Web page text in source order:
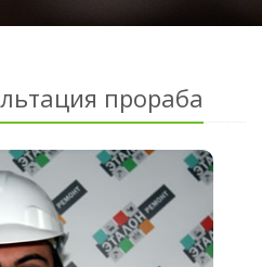
прораба